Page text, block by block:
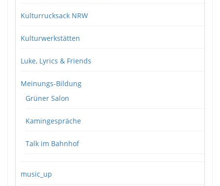
Kulturrucksack NRW
Kulturwerkstätten
Luke, Lyrics & Friends
Meinungs-Bildung
Grüner Salon
Kamingespräche
Talk im Bahnhof
music_up